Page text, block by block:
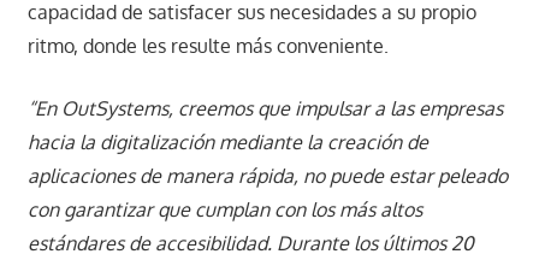
capacidad de satisfacer sus necesidades a su propio
ritmo, donde les resulte más conveniente.
“En OutSystems, creemos que impulsar a las empresas
hacia la digitalización mediante la creación de
aplicaciones de manera rápida, no puede estar peleado
con garantizar que cumplan con los más altos
estándares de accesibilidad. Durante los últimos 20